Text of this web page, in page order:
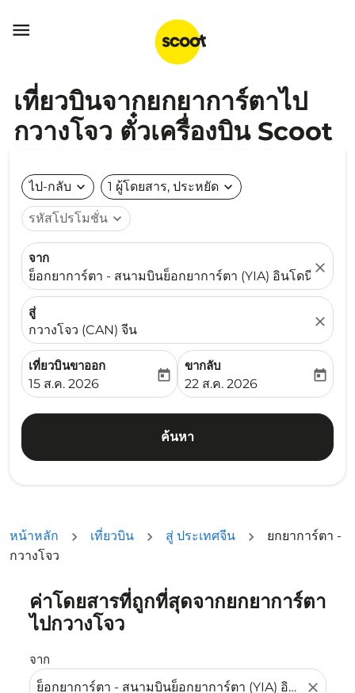

เที่ยวบินจากยกยาการ์ตาไป
กวางโจว ตั๋วเครื่องบิน Scoot
ไป-กลับ expand_more 1 ผู้โดยสาร, ประหยัด expand_more
รหัสโปรโมชั่น expand_more
จาก
ย็อกยาการ์ตา - สนามบินย็อกยาการ์ตา (YIA) อินโดนีเซีย
close
สู่
กวางโจว (CAN) จีน
close
เที่ยวบินขาออก
fc-booking-departure-date-aria-label
15 ส.ค. 2026
today
ขากลับ
fc-booking-return-date-
22 ส.ค. 2026
today
ค้นหา
หน้าหลัก เที่ยวบิน สู่ ประเทศจีน
ยกยาการ์ตา -
กวางโจว
ค่าโดยสารที่ถูกที่สุดจากยกยาการ์ตา
ไปกวางโจว
จาก
close
ลองอัปเดตเส้นทางของคุณ (ต้นทางและ/หรือปลายทาง) หรื